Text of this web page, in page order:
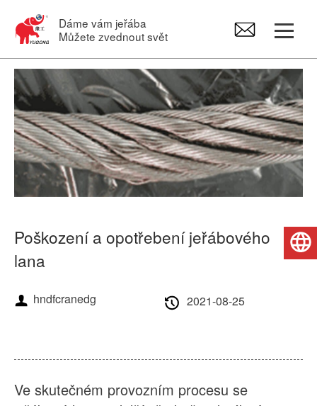
Dáme vám jeřába
Můžete zvednout svět
Portálový jeřáb
Mostový jeřáb
Otočné jeřáby
Náhradní díly pro jeřáby
Případ
Časté dotazy
Kontaktujte nás
Poškození a opotřebení jeřábového
lana
hndfcranedg 2021-08-25
Ve skutečném provozním procesu se
Čeština